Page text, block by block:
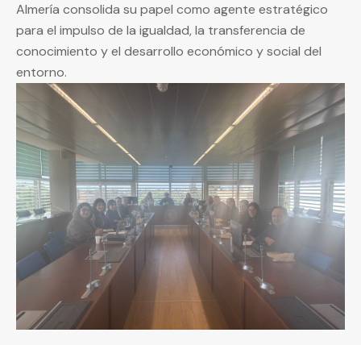
Almería consolida su papel como agente estratégico
para el impulso de la igualdad, la transferencia de
conocimiento y el desarrollo económico y social del
entorno.